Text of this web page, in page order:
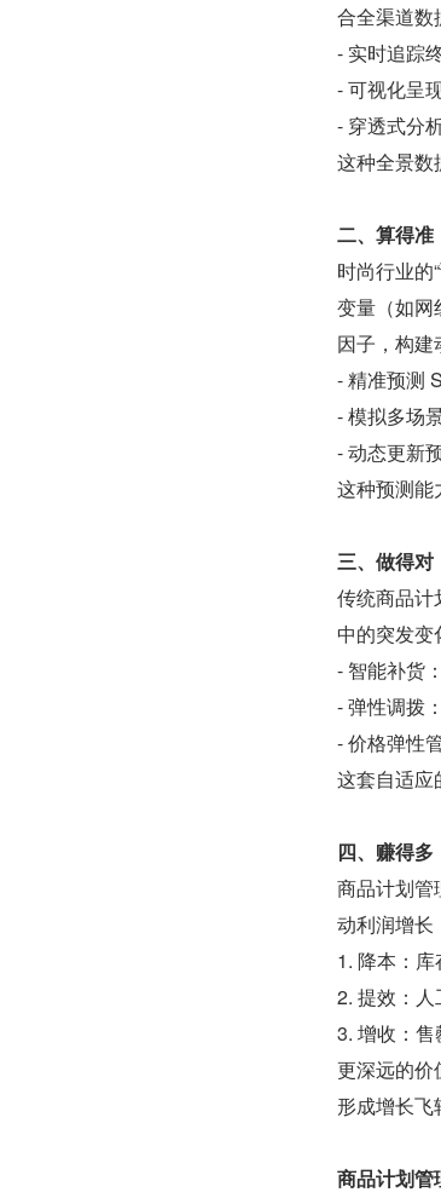
合全渠道数
- 实时追踪
- 可视化呈
- 穿透式分
这种全景数
二、算得准
时尚行业的
变量（如网
因子，构建
- 精准预测
- 模拟多场
- 动态更新
这种预测能
三、做得对
传统商品计
中的突发变
- 智能补货
- 弹性调拨
- 价格弹性
这套自适应
四、赚得
商品计划管
动利润增长
1. 降本：
2. 提效：
3. 增收：
更深远的价
形成增长飞
商品计划